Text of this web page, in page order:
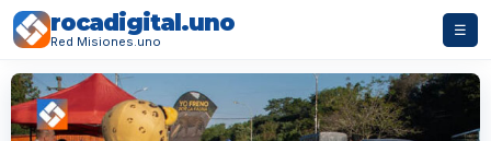
rocadigital.uno
Red Misiones.uno
☰